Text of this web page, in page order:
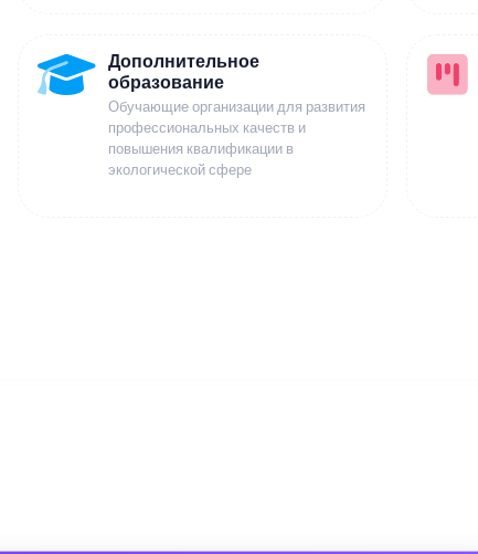
Дополнительное
образование
Обучающие организации для развития
профессиональных качеств и
повышения квалификации в
экологической сфере